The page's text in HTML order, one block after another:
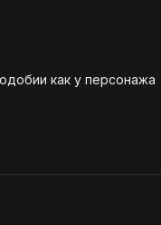
как у персонажа